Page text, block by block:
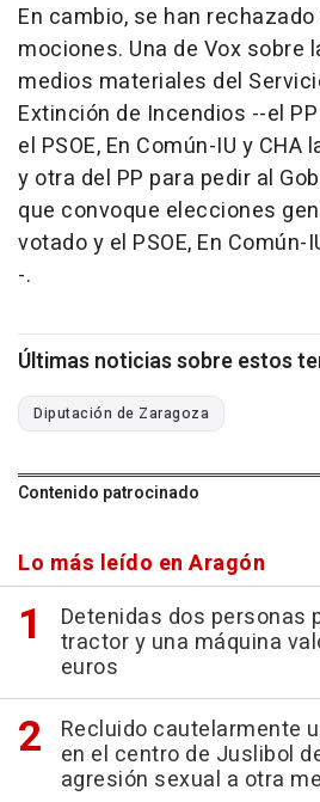
En cambio, se han
mociones. Una de Vox sobre
medios materiales del
Extinción de Incendios --el
el PSOE, En Común-IU y
y otra del PP para pedir al
que convoque elecciones
votado y el PSOE, En Común-
-.
Últimas noticias sobre estos
Diputación de Zaragoza
Contenido patrocinado
Lo más leído en Aragón
Detenidas dos personas
tractor y una máquina
euros
Recluido cautelarmente
en el centro de Juslibol
agresión sexual a otra